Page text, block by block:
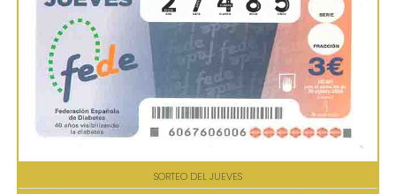
SORTEO DEL JUEVES